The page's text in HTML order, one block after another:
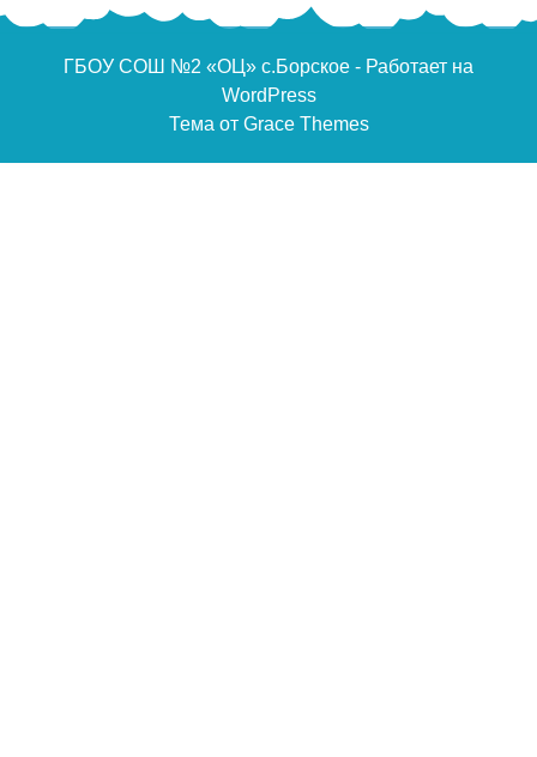
ГБОУ СОШ №2 «ОЦ» с.Борское - Работает на
WordPress
Тема от Grace Themes